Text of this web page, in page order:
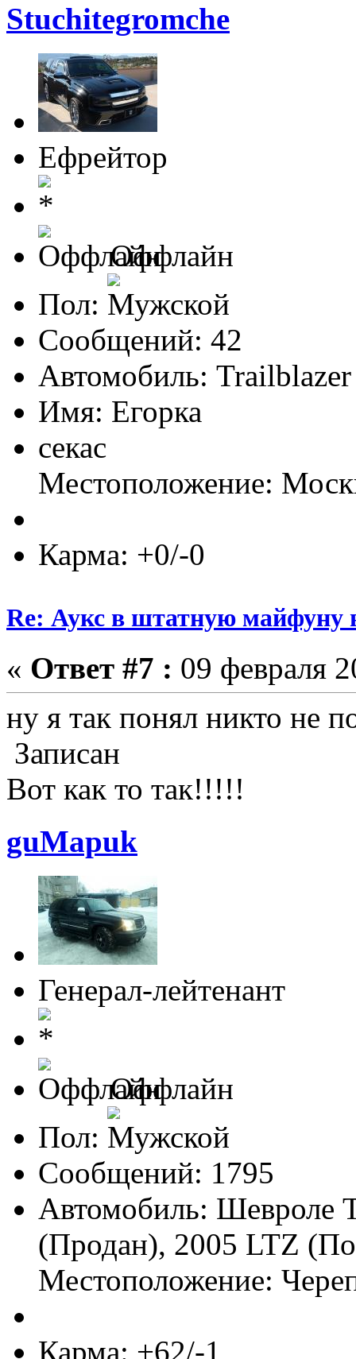
Stuchitegromche
Ефрейтор
Оффлайн
Пол:
Сообщений: 42
Автомобиль:
Имя: Егорка
секас
Местоположение:
Карма: +0/-0
Re: Аукс в штатную майфуну
« Ответ #7 : 09 февраля
ну я так понял никто не
Записан
Вот как то так!!!!!
guMapuk
Генерал-лейтенант
Оффлайн
Пол:
Сообщений: 1795
Автомобиль: Шевроле
(Продан), 2005 LTZ
Местоположение:
Карма: +62/-1